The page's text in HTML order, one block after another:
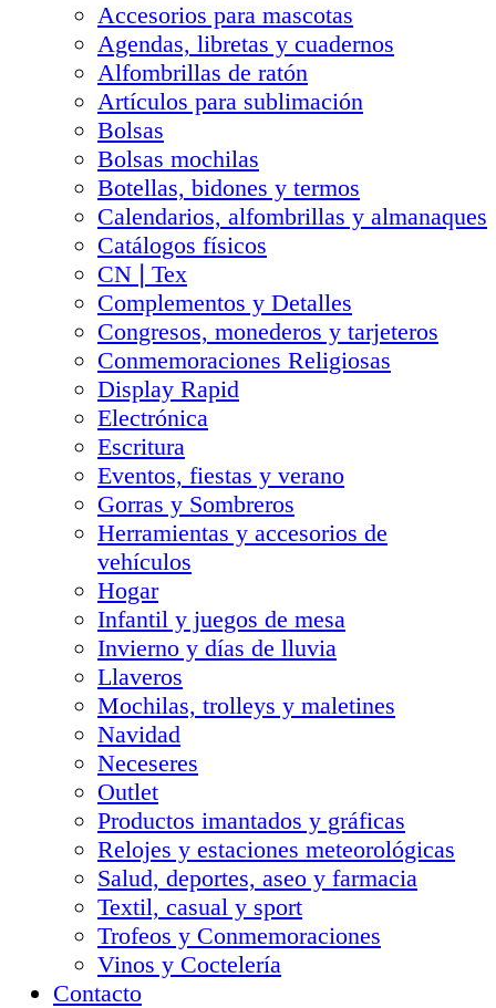
Accesorios para mascotas
Agendas, libretas y cuadernos
Alfombrillas de ratón
Artículos para sublimación
Bolsas
Bolsas mochilas
Botellas, bidones y termos
Calendarios, alfombrillas y almanaques
Catálogos físicos
CN❘Tex
Complementos y Detalles
Congresos, monederos y tarjeteros
Conmemoraciones Religiosas
Display Rapid
Electrónica
Escritura
Eventos, fiestas y verano
Gorras y Sombreros
Herramientas y accesorios de
vehículos
Hogar
Infantil y juegos de mesa
Invierno y días de lluvia
Llaveros
Mochilas, trolleys y maletines
Navidad
Neceseres
Outlet
Productos imantados y gráficas
Relojes y estaciones meteorológicas
Salud, deportes, aseo y farmacia
Textil, casual y sport
Trofeos y Conmemoraciones
Vinos y Coctelería
Contacto